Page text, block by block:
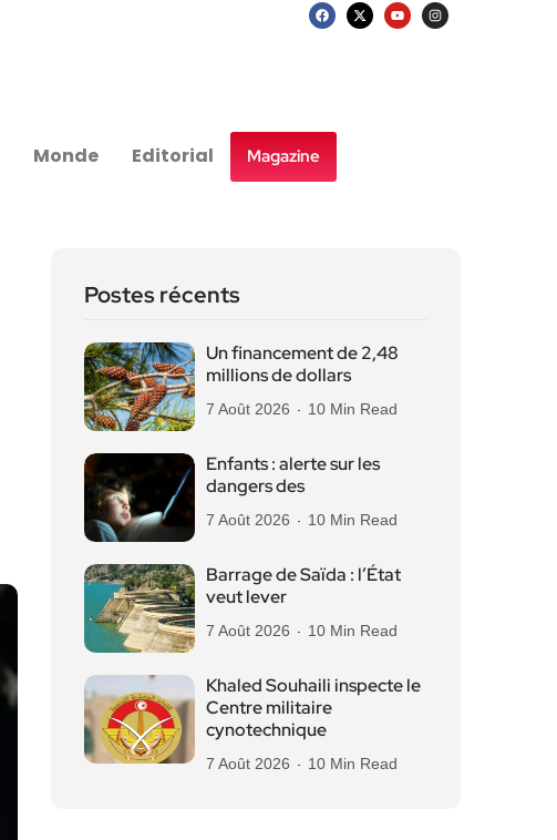
Monde Editorial Magazine
Postes récents
Un financement de 2,48
millions de dollars
7 Août 2026 10 Min Read
Enfants : alerte sur les
dangers des
7 Août 2026 10 Min Read
Barrage de Saïda : l’État
veut lever
7 Août 2026 10 Min Read
Khaled Souhaili inspecte le
Centre militaire
cynotechnique
7 Août 2026 10 Min Read